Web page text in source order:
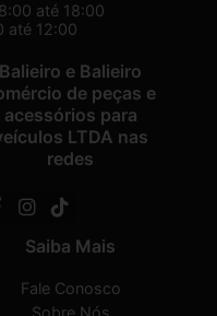
até 18:00
até 12:00
Balieiro e Balieiro
de peças e
acessórios para
LTDA nas
redes
Saiba Mais
Fale Conosco